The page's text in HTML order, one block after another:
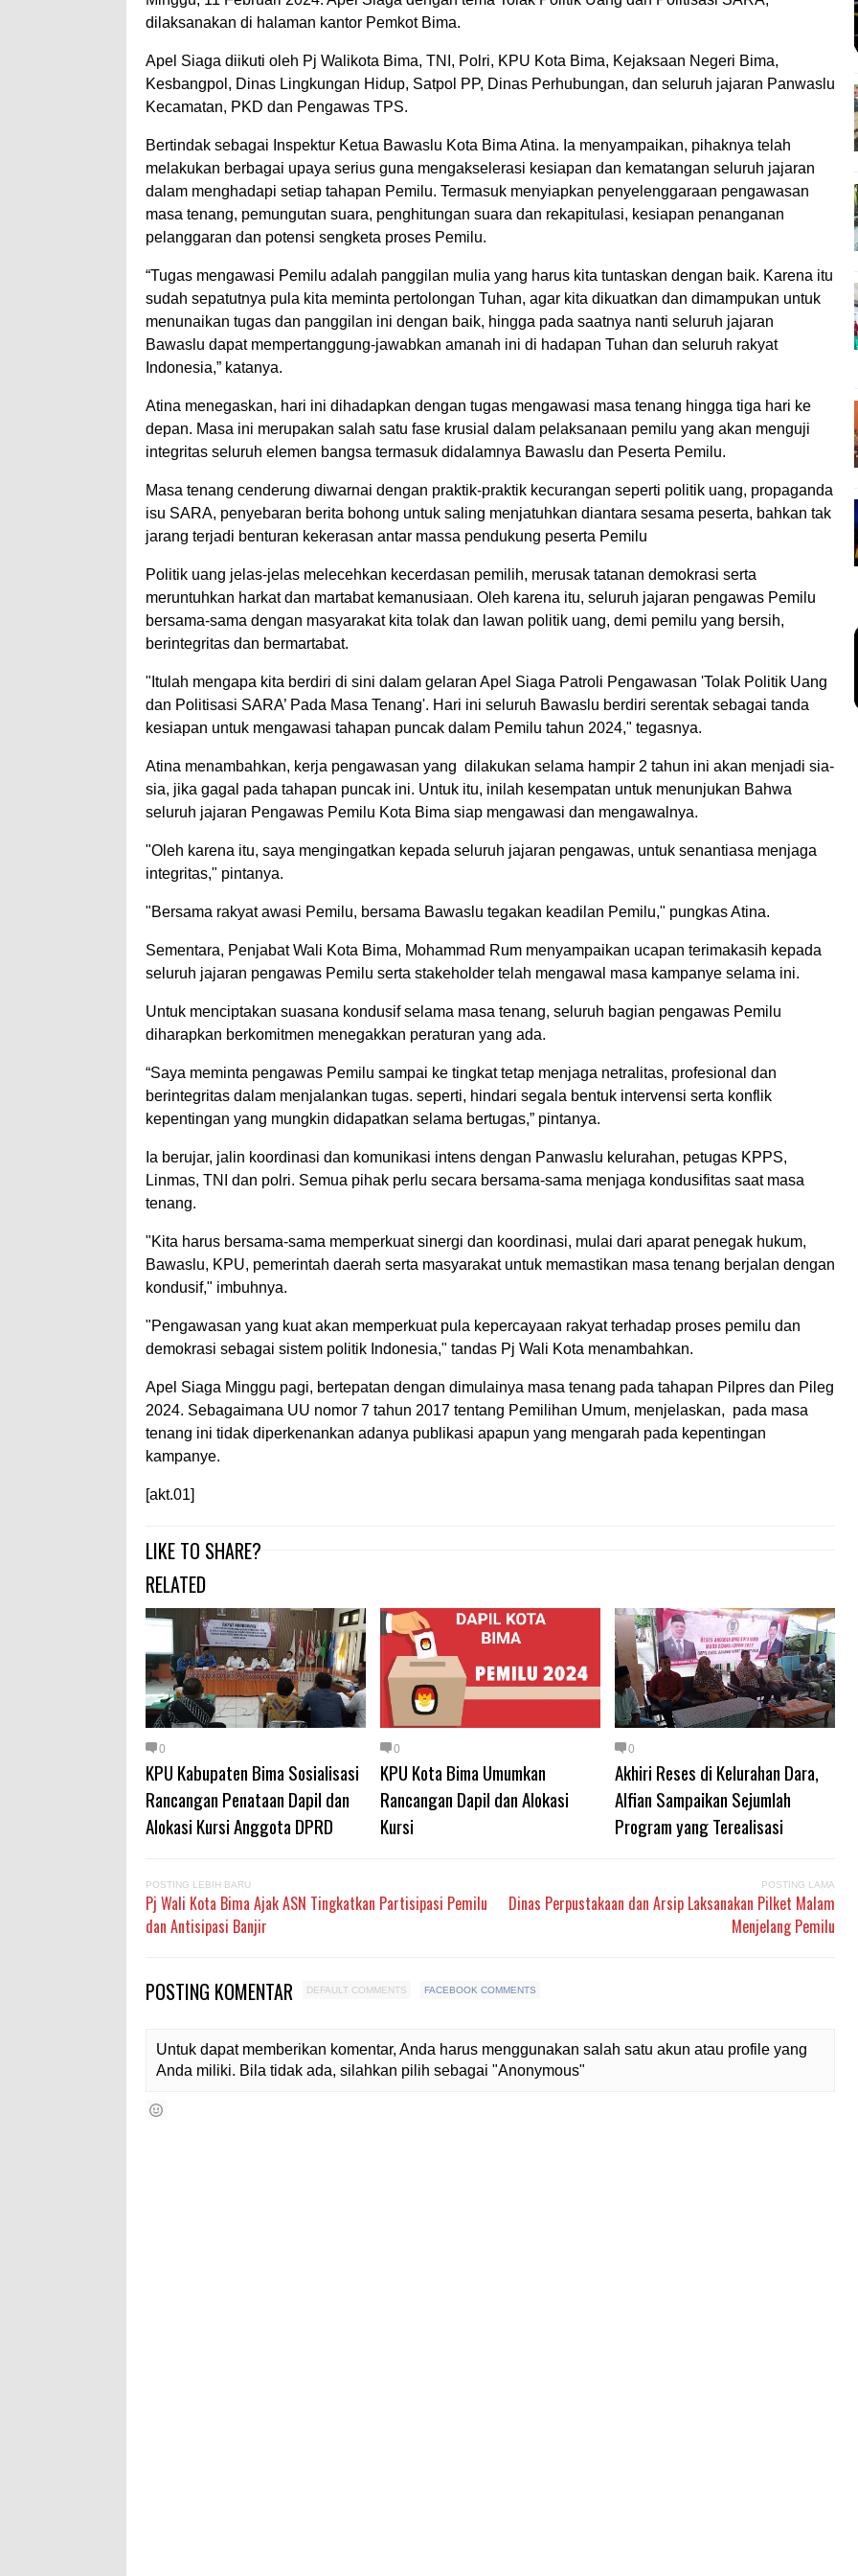
dilaksanakan di halaman kantor Pemkot Bima.
Apel Siaga diikuti oleh Pj Walikota Bima, TNI, Polri, KPU Kota Bima, Kejaksaan Negeri Bima,
Kesbangpol, Dinas Lingkungan Hidup, Satpol PP, Dinas Perhubungan, dan seluruh jajaran Panwaslu
Kecamatan, PKD dan Pengawas TPS.
Bertindak sebagai Inspektur Ketua Bawaslu Kota Bima Atina. Ia menyampaikan, pihaknya telah
melakukan berbagai upaya serius guna mengakselerasi kesiapan dan kematangan seluruh jajaran
dalam menghadapi setiap tahapan Pemilu. Termasuk menyiapkan penyelenggaraan pengawasan
masa tenang, pemungutan suara, penghitungan suara dan rekapitulasi, kesiapan penanganan
pelanggaran dan potensi sengketa proses Pemilu.
“Tugas mengawasi Pemilu adalah panggilan mulia yang harus kita tuntaskan dengan baik. Karena itu
sudah sepatutnya pula kita meminta pertolongan Tuhan, agar kita dikuatkan dan dimampukan untuk
menunaikan tugas dan panggilan ini dengan baik, hingga pada saatnya nanti seluruh jajaran
Bawaslu dapat mempertanggung-jawabkan amanah ini di hadapan Tuhan dan seluruh rakyat
Indonesia,” katanya.
Atina menegaskan, hari ini dihadapkan dengan tugas mengawasi masa tenang hingga tiga hari ke
depan. Masa ini merupakan salah satu fase krusial dalam pelaksanaan pemilu yang akan menguji
integritas seluruh elemen bangsa termasuk didalamnya Bawaslu dan Peserta Pemilu.
Masa tenang cenderung diwarnai dengan praktik-praktik kecurangan seperti politik uang, propaganda
isu SARA, penyebaran berita bohong untuk saling menjatuhkan diantara sesama peserta, bahkan tak
jarang terjadi benturan kekerasan antar massa pendukung peserta Pemilu
Politik uang jelas-jelas melecehkan kecerdasan pemilih, merusak tatanan demokrasi serta
meruntuhkan harkat dan martabat kemanusiaan. Oleh karena itu, seluruh jajaran pengawas Pemilu
bersama-sama dengan masyarakat kita tolak dan lawan politik uang, demi pemilu yang bersih,
berintegritas dan bermartabat.
"Itulah mengapa kita berdiri di sini dalam gelaran Apel Siaga Patroli Pengawasan 'Tolak Politik Uang
dan Politisasi SARA’ Pada Masa Tenang'. Hari ini seluruh Bawaslu berdiri serentak sebagai tanda
kesiapan untuk mengawasi tahapan puncak dalam Pemilu tahun 2024," tegasnya.
Atina menambahkan, kerja pengawasan yang dilakukan selama hampir 2 tahun ini akan menjadi sia-
sia, jika gagal pada tahapan puncak ini. Untuk itu, inilah kesempatan untuk menunjukan Bahwa
seluruh jajaran Pengawas Pemilu Kota Bima siap mengawasi dan mengawalnya.
"Oleh karena itu, saya mengingatkan kepada seluruh jajaran pengawas, untuk senantiasa menjaga
integritas," pintanya.
"Bersama rakyat awasi Pemilu, bersama Bawaslu tegakan keadilan Pemilu," pungkas Atina.
Sementara, Penjabat Wali Kota Bima, Mohammad Rum menyampaikan ucapan terimakasih kepada
seluruh jajaran pengawas Pemilu serta stakeholder telah mengawal masa kampanye selama ini.
Untuk menciptakan suasana kondusif selama masa tenang, seluruh bagian pengawas Pemilu
diharapkan berkomitmen menegakkan peraturan yang ada.
“Saya meminta pengawas Pemilu sampai ke tingkat tetap menjaga netralitas, profesional dan
berintegritas dalam menjalankan tugas. seperti, hindari segala bentuk intervensi serta konflik
kepentingan yang mungkin didapatkan selama bertugas,” pintanya.
Ia berujar, jalin koordinasi dan komunikasi intens dengan Panwaslu kelurahan, petugas KPPS,
Linmas, TNI dan polri. Semua pihak perlu secara bersama-sama menjaga kondusifitas saat masa
tenang.
"Kita harus bersama-sama memperkuat sinergi dan koordinasi, mulai dari aparat penegak hukum,
Bawaslu, KPU, pemerintah daerah serta masyarakat untuk memastikan masa tenang berjalan dengan
kondusif," imbuhnya.
"Pengawasan yang kuat akan memperkuat pula kepercayaan rakyat terhadap proses pemilu dan
demokrasi sebagai sistem politik Indonesia," tandas Pj Wali Kota menambahkan.
Apel Siaga Minggu pagi, bertepatan dengan dimulainya masa tenang pada tahapan Pilpres dan Pileg
2024. Sebagaimana UU nomor 7 tahun 2017 tentang Pemilihan Umum, menjelaskan, pada masa
tenang ini tidak diperkenankan adanya publikasi apapun yang mengarah pada kepentingan
kampanye.
[akt.01]
LIKE TO SHARE?
RELATED
0
KPU Kabupaten Bima Sosialisasi
Rancangan Penataan Dapil dan
Alokasi Kursi Anggota DPRD
0
KPU Kota Bima Umumkan
Rancangan Dapil dan Alokasi
Kursi
0
Akhiri Reses di Kelurahan Dara,
Alfian Sampaikan Sejumlah
Program yang Terealisasi
POSTING LEBIH BARU
Pj Wali Kota Bima Ajak ASN Tingkatkan Partisipasi Pemilu
dan Antisipasi Banjir
POSTING LAMA
Dinas Perpustakaan dan Arsip Laksanakan Pilket Malam
Menjelang Pemilu
POSTING KOMENTAR DEFAULT COMMENTS FACEBOOK COMMENTS
Untuk dapat memberikan komentar, Anda harus menggunakan salah satu akun atau profile yang
Anda miliki. Bila tidak ada, silahkan pilih sebagai "Anonymous"